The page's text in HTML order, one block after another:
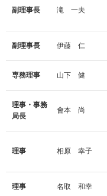
副理事長 滝 一夫
副理事長 伊藤 仁
専務理事 山下 健
理事・事務
局長
會本 尚
理事 相原 幸子
理事 名取 和幸